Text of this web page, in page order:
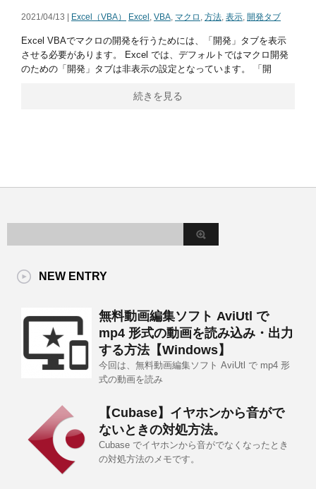
2021/04/13 | Excel（VBA） Excel , VBA, マクロ , 方法, 表示, 開発タブ
Excel VBAでマクロの開発を行うためには、「開発」タブを表示
させる必要があります。 Excel では、デフォルトではマクロ開発
のための「開発」タブは非表示の設定となっています。 「開
続きを見る
NEW ENTRY
無料動画編集ソフト AviUtl で
mp4 形式の動画を読み込み・出力
する方法【Windows】
今回は、無料動画編集ソフト AviUtl で mp4 形
式の動画を読み
【Cubase】イヤホンから音がで
ないときの対処方法。
Cubase でイヤホンから音がでなくなったとき
の対処方法のメモです。